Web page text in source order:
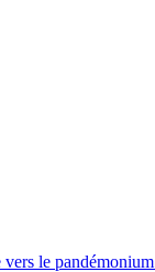
vers le